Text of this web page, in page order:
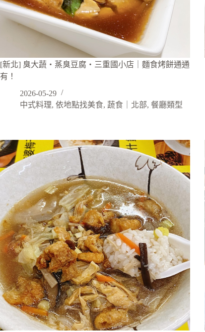
[新北] 臭大蔬・蒸臭豆腐・三重國小店｜麵食烤餅通通
有！
2026-05-29
中式料理, 依地點找美食, 蔬食｜北部, 餐廳類型